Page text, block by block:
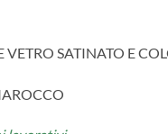
VETRO SATINATO E